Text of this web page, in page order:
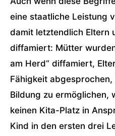
eine staatliche Leistung
damit letztendlich Eltern
diffamiert: Mütter
am Herd“ diffamiert,
Fähigkeit
Bildung zu ermöglichen,
keinen Kita-Platz in
Kind in den ersten drei